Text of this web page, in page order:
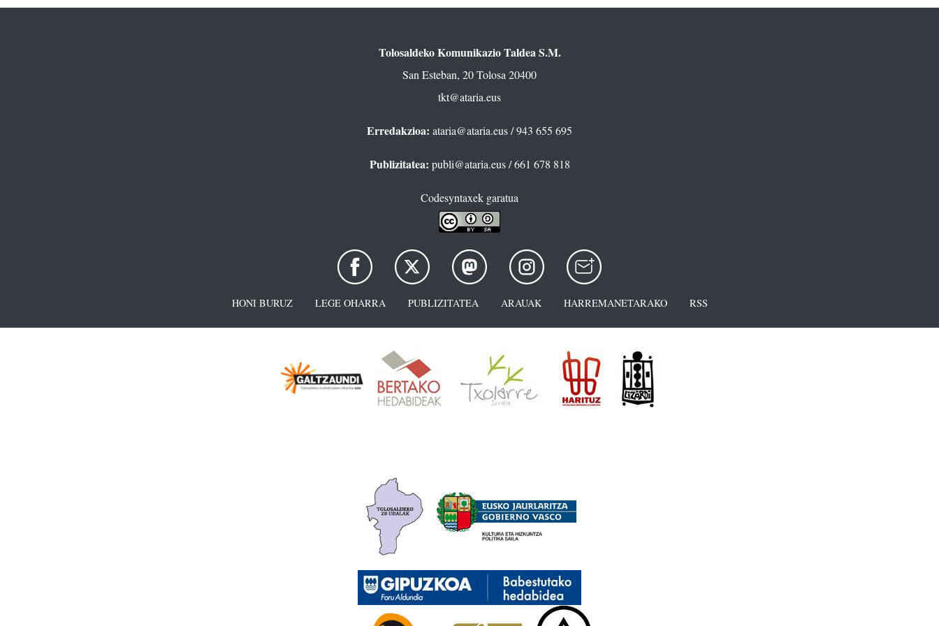
Tolosaldeko Komunikazio Taldea S.M.
San Esteban, 20 Tolosa 20400
tkt@ataria.eus
Erredakzioa: ataria@ataria.eus/ 943 655 695
Publizitatea: publi@ataria.eus/ 661 678 818
Codesyntaxek garatua
HONI BURUZ LEGE OHARRA PUBLIZITATEA ARAUAK HARREMANETARAKO RSS